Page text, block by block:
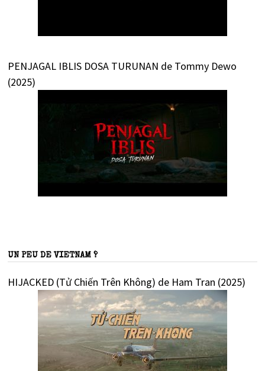
PENJAGAL IBLIS DOSA TURUNAN de Tommy Dewo
(2025)
UN PEU DE VIETNAM ?
HIJACKED (Tử Chiến Trên Không) de Ham Tran (2025)